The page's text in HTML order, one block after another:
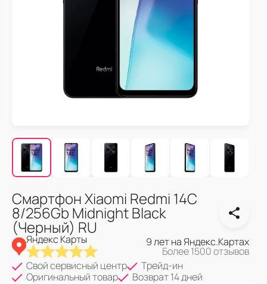
Смартфон Xiaomi Redmi 14C
8/256Gb Midnight Black
(Черный) RU
Яндекс Карты 9 лет на Яндекс.Картах
Более 1500 отзывов
Свой сервисный центр
Трейд-ин
Оригинальный товар
Возврат 14 дней